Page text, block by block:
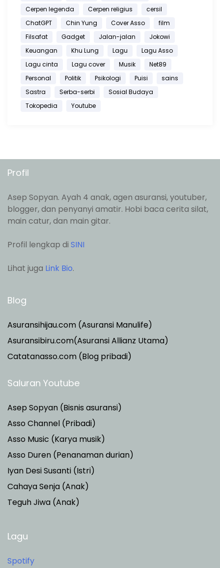
Cerpen legenda
Cerpen religius
cersil
ChatGPT
Chin Yung Cover Asso
film
Filsafat
Gadget Jalan-jalan
Jokowi
Keuangan
Khu Lung Lagu
Lagu Asso
Lagu cinta
Lagu cover Musik
Net89
Personal
Politik Psikologi Puisi
sains
Sastra
Serba-serbi
Sosial Budaya
Tokopedia
Youtube
Profil
Asep Sopyan. Ayah 4 anak, agen asuransi, youtuber,
blogger, dan penyanyi amatir. Hobi baca cerita silat,
main catur, dan main gitar.
Profil lengkap di SINI
Lihat juga Link Bio.
Blog
Asuransihijau.com (Asuransi Manulife)
Asuransibiru.com(Asuransi Allianz Utama)
Catatanasso.com (Blog pribadi)
Saluran Youtube
Asep Sopyan (Bisnis asuransi)
Asso Channel (Pribadi)
Asso Music (Karya musik)
Asso Duren (Penanaman durian)
Iyan Desi Susanti (Istri)
Cahaya Senja (Anak)
Teguh Jiwa (Anak)
Lagu
Spotify